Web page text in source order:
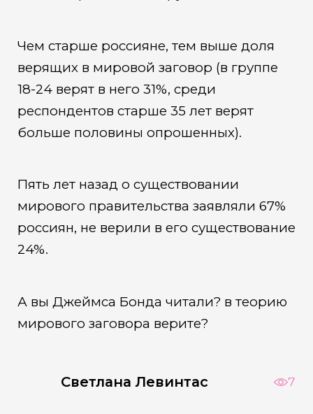
Чем старше россияне, тем выше доля
верящих в мировой заговор (в группе
18-24 верят в него 31%, среди
респондентов старше 35 лет верят
больше половины опрошенных).
Пять лет назад о существовании
мирового правительства заявляли 67%
россиян, не верили в его существование
24%.
А вы Джеймса Бонда читали? в теорию
мирового заговора верите?
Светлана Левинтас 7